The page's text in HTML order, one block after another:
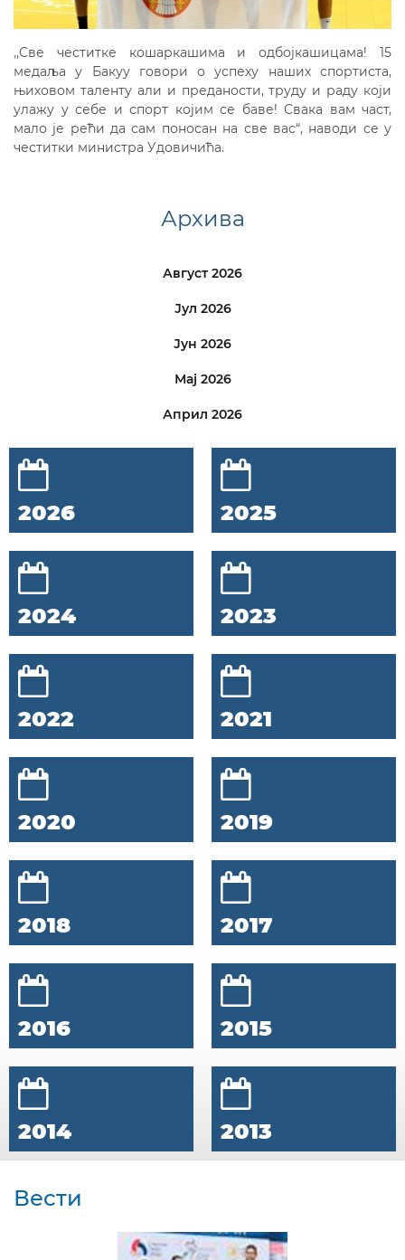
,,Све честитке кошаркашима и одбојкашицама! 15
медаља у Бакуу говори о успеху наших спортиста,
њиховом таленту али и преданости, труду и раду који
улажу у себе и спорт којим се баве! Свака вам част,
мало је рећи да сам поносан на све вас“, наводи се у
честитки министра Удовичића.
Архива
Август 2026
Јул 2026
Јун 2026
Мај 2026
Април 2026
2026 2025
2024 2023
2022 2021
2020 2019
2018 2017
2016 2015
2014 2013
Вести